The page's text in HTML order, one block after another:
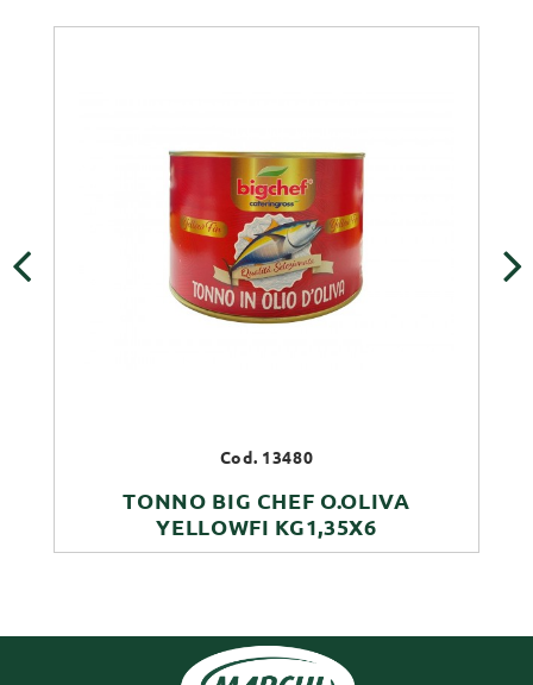
Cod. 13480
TONNO BIG CHEF O.OLIVA
YELLOWFI KG1,35X6